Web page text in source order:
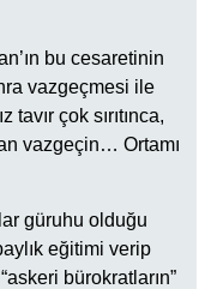
bu cesaretinin
vazgeçmesi ile
çok sırıtınca,
vazgeçin… Ortamı
güruhu olduğu
eğitimi verip
bürokratların”